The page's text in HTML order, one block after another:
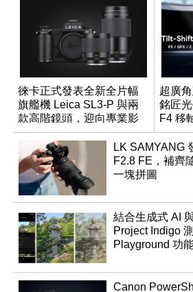
徠卡正式發表全新全片幅
旗艦機 Leica SL3-P 與兩
款高階鏡頭，迎向專業影
音全方位演進
超廣
銘匠
F4 移
LK SAMYANG
F2.8 FE，補齊
一塊拼圖
結合生成式 AI
Project Indigo
Playground 功
Canon